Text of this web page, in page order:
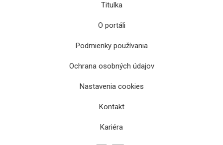
Z Meštianskeho domu v Levoči sa stalo
multifunkčné centrum služieb
Titulka
O portáli
Podmienky používania
Ochrana osobných údajov
Nastavenia cookies
Kontakt
Kariéra